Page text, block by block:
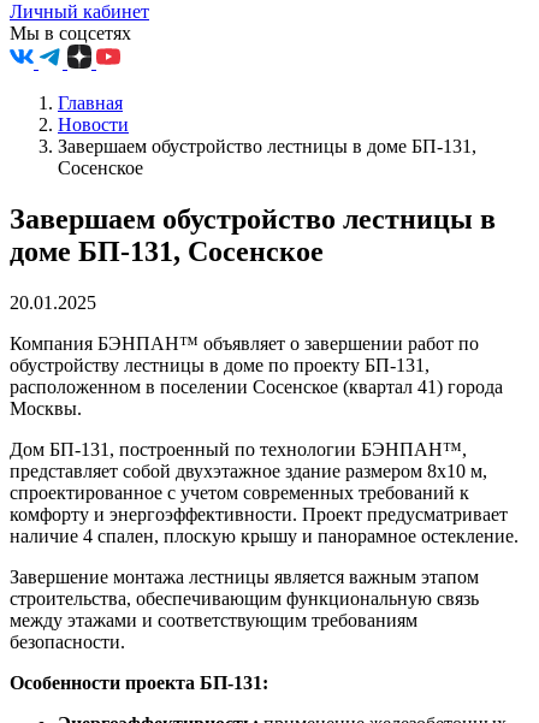
Личный кабинет
Мы в соцсетях
Главная
Новости
Завершаем обустройство лестницы в доме БП-131,
Сосенское
Завершаем обустройство лестницы в
доме БП-131, Сосенское
20.01.2025
Компания БЭНПАН™ объявляет о завершении работ по
обустройству лестницы в доме по проекту БП-131,
расположенном в поселении Сосенское (квартал 41) города
Москвы.
Дом БП-131, построенный по технологии БЭНПАН™,
представляет собой двухэтажное здание размером 8х10 м,
спроектированное с учетом современных требований к
комфорту и энергоэффективности. Проект предусматривает
наличие 4 спален, плоскую крышу и панорамное остекление.
Завершение монтажа лестницы является важным этапом
строительства, обеспечивающим функциональную связь
между этажами и соответствующим требованиям
безопасности.
Особенности проекта БП-131: